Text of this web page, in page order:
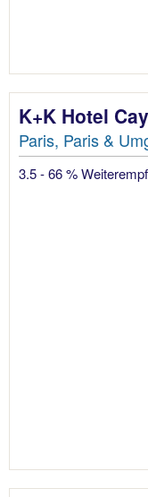
K+K Hotel
Paris, Paris &
3.5 - 66 %